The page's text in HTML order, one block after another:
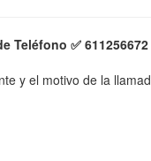
Teléfono ✅ 611256672
y el motivo de la